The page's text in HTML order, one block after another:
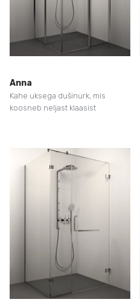
Anna
Kahe uksega dušinurk, mis
koosneb neljast klaasist